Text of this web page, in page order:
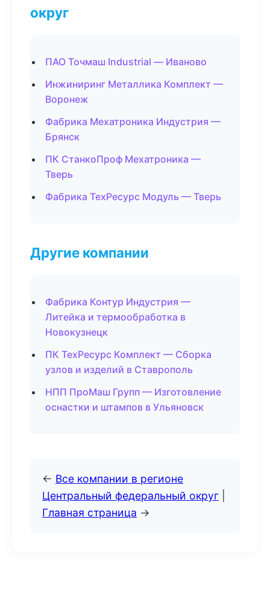
округ
ПАО Точмаш Industrial — Иваново
Инжиниринг Металлика Комплект —
Воронеж
Фабрика Мехатроника Индустрия —
Брянск
ПК СтанкоПроф Мехатроника —
Тверь
Фабрика ТехРесурс Модуль — Тверь
Другие компании
Фабрика Контур Индустрия —
Литейка и термообработка в
Новокузнецк
ПК ТехРесурс Комплект — Сборка
узлов и изделий в Ставрополь
НПП ПроМаш Групп — Изготовление
оснастки и штампов в Ульяновск
← Все компании в регионе
Центральный федеральный округ
Главная страница →